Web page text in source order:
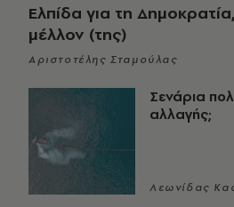
Ελπίδα για τη
μέλλον (της)
Αριστοτέλης Σταμούλας
Σενάρια
αλλαγής;
Λεωνίδας